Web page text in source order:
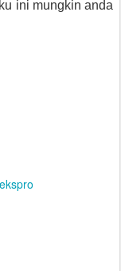
ini mungkin anda